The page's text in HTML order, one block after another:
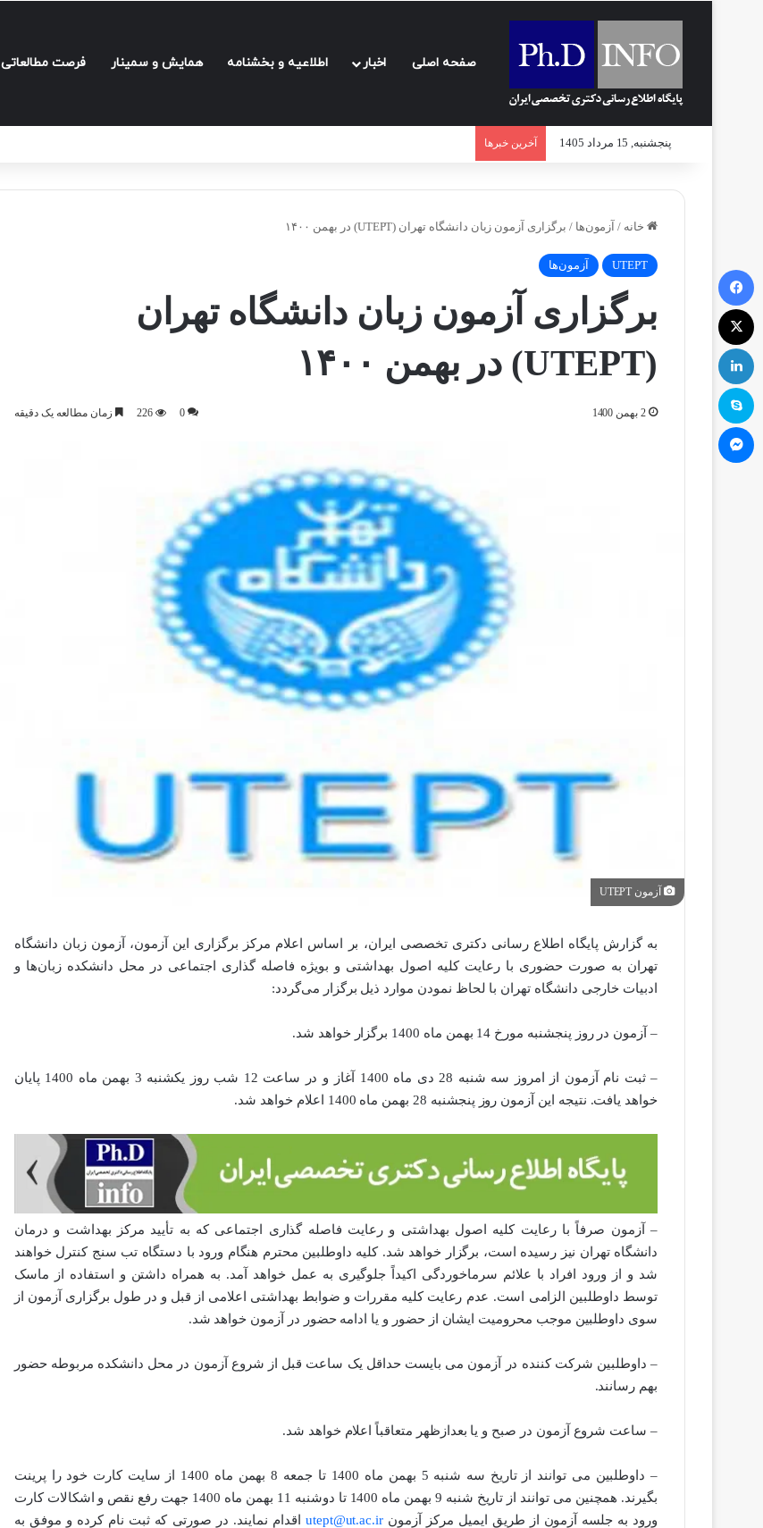
صفحه اصلی اخبار اطلاعیه و بخشنامه‌ همایش و سمینار فرصت مطالعاتی
پنجشنبه, 15 مرداد 1405 آخرین خبرها
خانه / آزمون‌ها / برگزاری آزمون زبان دانشگاه تهران (UTEPT) در بهمن ۱۴۰۰
UTEPT آزمون‌ها
برگزاری آزمون زبان دانشگاه تهران
(UTEPT) در بهمن ۱۴۰۰
2 بهمن 1400 0
226 زمان مطالعه یک دقیقه
آزمون UTEPT
به گزارش پایگاه اطلاع رسانی دکتری تخصصی ایران، بر اساس اعلام مرکز برگزاری این آزمون،
آزمون زبان دانشگاه
تهران به صورت حضوری با رعایت کلیه اصول بهداشتی و بویژه فاصله گذاری اجتماعی در محل دانشکده زبان‌ها و
ادبیات خارجی دانشگاه تهران با لحاظ نمودن موارد ذیل برگزار می‌گردد:
– آزمون در روز پنجشنبه مورخ 14 بهمن ماه 1400 برگزار خواهد شد.
– ثبت نام آزمون از امروز سه شنبه 28 دی ماه 1400 آغاز و در ساعت 12 شب روز یکشنبه 3 بهمن ماه 1400
پایان
خواهد یافت. نتیجه این آزمون روز پنجشنبه 28 بهمن ماه 1400 اعلام خواهد شد.
– آزمون صرفاً با رعایت کلیه اصول بهداشتی و رعایت فاصله گذاری اجتماعی که به تأیید مرکز بهداشت و درمان
دانشگاه تهران نیز رسیده است، برگزار خواهد شد. کلیه داوطلبین محترم هنگام ورود با دستگاه تب سنج کنترل خواهند
شد و از ورود افراد با علائم سرماخوردگی اکیداً جلوگیری به عمل خواهد آمد. به همراه داشتن و استفاده از ماسک
توسط داوطلبین الزامی است. عدم رعایت کلیه مقررات و ضوابط بهداشتی اعلامی از قبل و در طول برگزاری آزمون از
سوی داوطلبین موجب محرومیت ایشان از حضور و یا ادامه حضور در آزمون خواهد شد.
– داوطلبین شرکت کننده در آزمون می بایست حداقل یک ساعت قبل از شروع آزمون در محل دانشکده مربوطه حضور
بهم رسانند.
– ساعت شروع آزمون در صبح و یا بعدازظهر متعاقباً اعلام خواهد شد.
– داوطلبین می توانند از تاریخ
سه شنبه 5 بهمن ماه 1400 تا جمعه 8 بهمن ماه 1400 از سایت کارت خود را پرینت
بگیرند. همچنین می توانند از تاریخ شنبه 9 بهمن ماه 1400 تا دوشنبه 11 بهمن ماه 1400 جهت رفع نقص و اشکالات کارت
ورود به جلسه آزمون از طریق ایمیل مرکز آزمون utept@ut.ac.ir
اقدام نمایند. در صورتی که ثبت نام کرده و موفق به